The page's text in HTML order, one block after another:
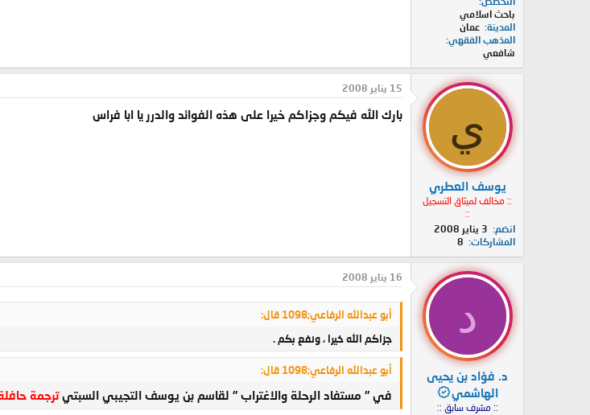
باحث اسلامي
المدينة عمان
المذهب الفقهي
شافعي
ي
يوسف العطري
:: مخالف لميثاق التسجيل
::
انضم
3 يناير 2008
المشاركات
8
15 يناير 2008
بارك الله فيكم وجزاكم خيرا على هذه الفوائد والدرر يا ابا فراس
د
د. فؤاد بن يحيى
الهاشمي
:: مشرف سابق ::
16 يناير 2008
أبو عبدالله الرفاعي;1098 قال:
جزاكم الله خيرا ، ونفع بكم .
أبو عبدالله الرفاعي;1098 قال:
في " مستفاد الرحلة والاغتراب " لقاسم بن يوسف التجيبي السبتيترجمة